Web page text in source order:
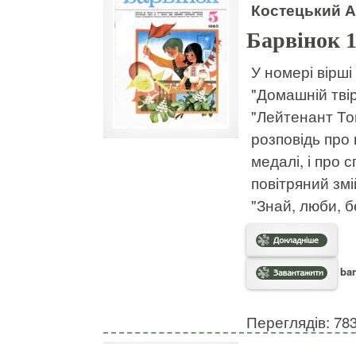
Костецький
Барвінок
У номері
"Домашній
"Лейтенант
розповідь про
медалі, і про
повітряний
"Знай, люби,
Переглядів: